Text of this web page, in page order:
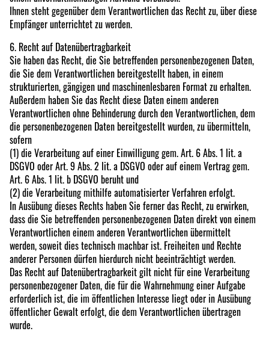
Ihnen steht gegenüber dem Verantwortlichen das Recht zu, über diese
Empfänger unterrichtet zu werden.
6. Recht auf Datenübertragbarkeit
Sie haben das Recht, die Sie betreffenden personenbezogenen Daten,
die Sie dem Verantwortlichen bereitgestellt haben, in einem
strukturierten, gängigen und maschinenlesbaren Format zu erhalten.
Außerdem haben Sie das Recht diese Daten einem anderen
Verantwortlichen ohne Behinderung durch den Verantwortlichen, dem
die personenbezogenen Daten bereitgestellt wurden, zu übermitteln,
sofern
(1) die Verarbeitung auf einer Einwilligung gem. Art. 6 Abs. 1 lit. a
DSGVO oder Art. 9 Abs. 2 lit. a DSGVO oder auf einem Vertrag gem.
Art. 6 Abs. 1 lit. b DSGVO beruht und
(2) die Verarbeitung mithilfe automatisierter Verfahren erfolgt.
In Ausübung dieses Rechts haben Sie ferner das Recht, zu erwirken,
dass die Sie betreffenden personenbezogenen Daten direkt von einem
Verantwortlichen einem anderen Verantwortlichen übermittelt
werden, soweit dies technisch machbar ist. Freiheiten und Rechte
anderer Personen dürfen hierdurch nicht beeinträchtigt werden.
Das Recht auf Datenübertragbarkeit gilt nicht für eine Verarbeitung
personenbezogener Daten, die für die Wahrnehmung einer Aufgabe
erforderlich ist, die im öffentlichen Interesse liegt oder in Ausübung
öffentlicher Gewalt erfolgt, die dem Verantwortlichen übertragen
wurde.